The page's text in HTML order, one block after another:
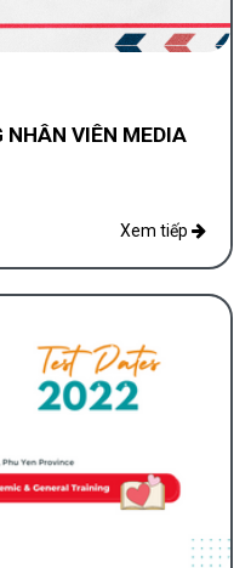
NHÂN VIÊN MEDIA
Xem tiếp